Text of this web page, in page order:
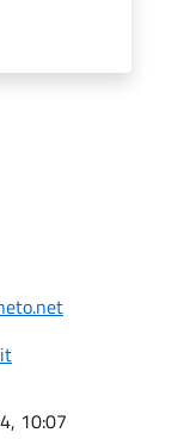
10:07